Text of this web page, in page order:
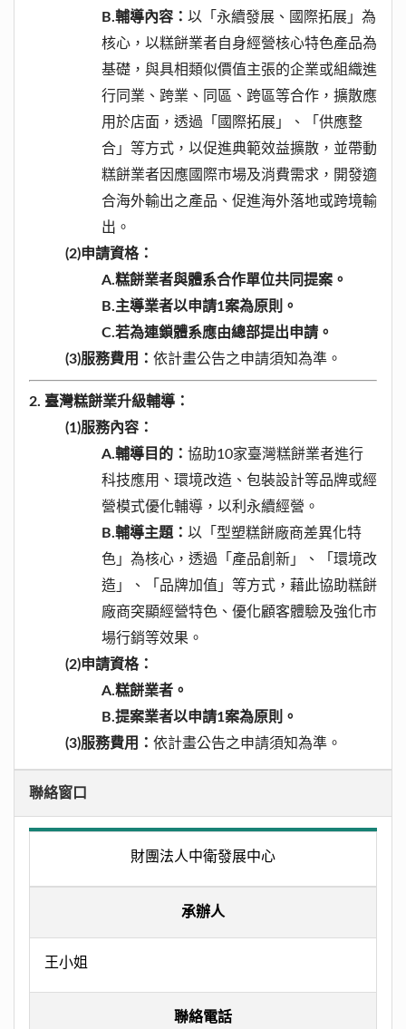
B.輔導內容： 以「永續發展、國際拓展」為
核心，以糕餅業者自身經營核心特色產品為
基礎，與具相類似價值主張的企業或組織進
行同業、跨業、同區、跨區等合作，擴散應
用於店面，透過「國際拓展」、「供應整
合」等方式，以促進典範效益擴散，並帶動
糕餅業者因應國際市場及消費需求，開發適
合海外輸出之產品、促進海外落地或跨境輸
出。
(2)申請資格：
A.糕餅業者與體系合作單位共同提案。
B.主導業者以申請1案為原則。
C.若為連鎖體系應由總部提出申請。
(3)服務費用： 依計畫公告之申請須知為準。
2. 臺灣糕餅業升級輔導：
(1)服務內容：
A.輔導目的： 協助10家臺灣糕餅業者進行
科技應用、環境改造、包裝設計等品牌或經
營模式優化輔導，以利永續經營。
B.輔導主題： 以「型塑糕餅廠商差異化特
色」為核心，透過「產品創新」、「環境改
造」、「品牌加值」等方式，藉此協助糕餅
廠商突顯經營特色、優化顧客體驗及強化市
場行銷等效果。
(2)申請資格：
A.糕餅業者。
B.提案業者以申請1案為原則。
(3)服務費用： 依計畫公告之申請須知為準。
聯絡窗口
財團法人中衛發展中心
承辦人
王小姐
聯絡電話